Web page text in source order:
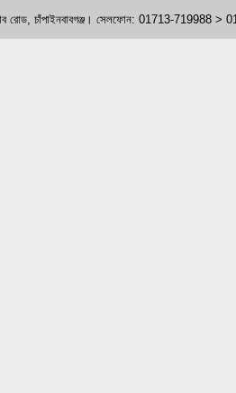
ক্লাব রোড, চাঁপাইনবাবগঞ্জ। সেলফোন: 01713-